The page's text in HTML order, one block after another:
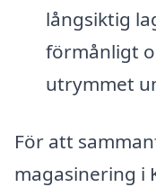
långsiktig
förmånligt
utrymmet
För att
magasinering i